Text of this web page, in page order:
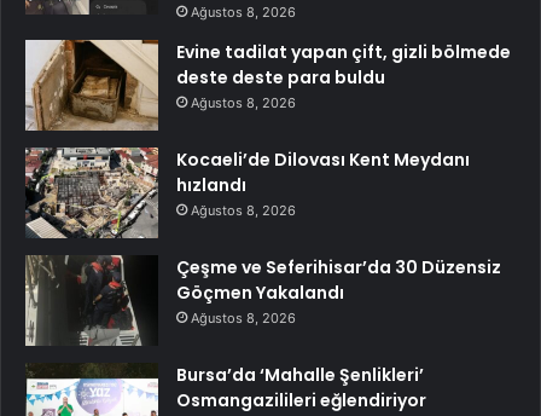
Ağustos 8, 2026
Evine tadilat yapan çift, gizli bölmede
deste deste para buldu
Ağustos 8, 2026
Kocaeli’de Dilovası Kent Meydanı
hızlandı
Ağustos 8, 2026
Çeşme ve Seferihisar’da 30 Düzensiz
Göçmen Yakalandı
Ağustos 8, 2026
Bursa’da ‘Mahalle Şenlikleri’
Osmangazilileri eğlendiriyor